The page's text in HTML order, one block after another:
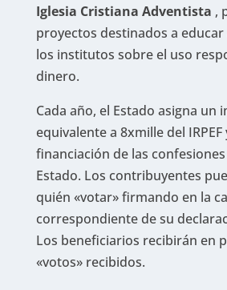
Iglesia Cristiana Adventista ,
proyectos destinados a educar
los institutos sobre el uso
dinero.
Cada año, el Estado asigna un
equivalente a 8xmille del
financiación de las
Estado. Los contribuyentes
quién «votar» firmando en la
correspondiente de su
Los beneficiarios recibirán en
«votos» recibidos.